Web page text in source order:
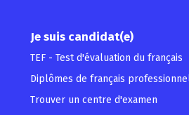
Je suis candidat(e)
TEF - Test d'évaluation du français
Diplômes de français
Trouver un centre d'examen